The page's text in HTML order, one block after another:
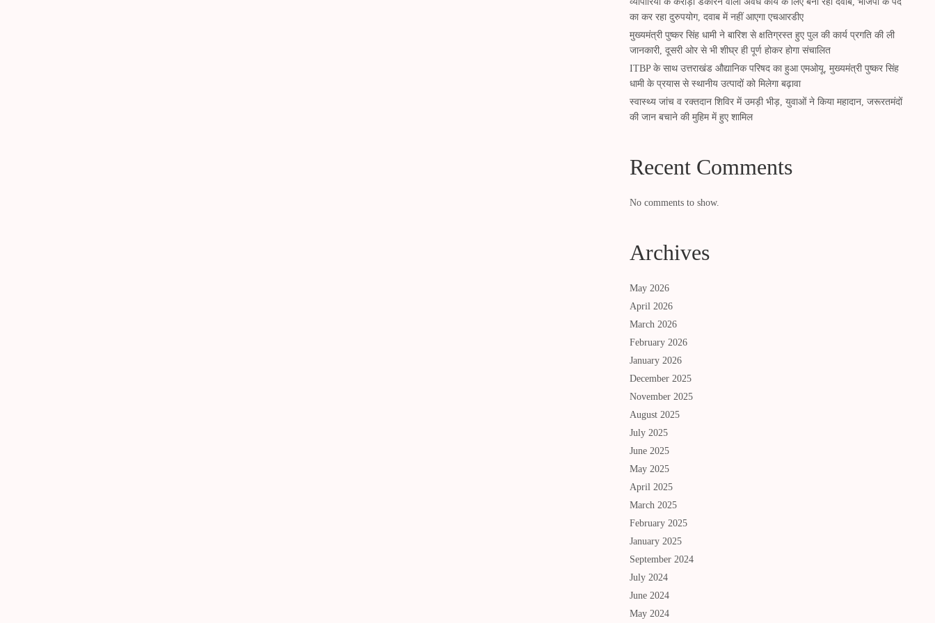
का कर रहा दुरुपयोग, दवाब में नहीं आएगा एचआरडीए
मुख्यमंत्री पुष्कर सिंह धामी ने बारिश से क्षतिग्रस्त हुए पुल की कार्य प्रगति की ली
जानकारी, दूसरी ओर से भी शीघ्र ही पूर्ण होकर होगा संचालित
ITBP के साथ उत्तराखंड औद्यानिक परिषद का हुआ एमओयू, मुख्यमंत्री पुष्कर सिंह
धामी के प्रयास से स्थानीय उत्पादों को मिलेगा बढ़ावा
स्वास्थ्य जांच व रक्तदान शिविर में उमड़ी भीड़, युवाओं ने किया महादान, जरूरतमंदों
की जान बचाने की मुहिम में हुए शामिल
Recent Comments
No comments to show.
Archives
May 2026
April 2026
March 2026
February 2026
January 2026
December 2025
November 2025
August 2025
July 2025
June 2025
May 2025
April 2025
March 2025
February 2025
January 2025
September 2024
July 2024
June 2024
May 2024